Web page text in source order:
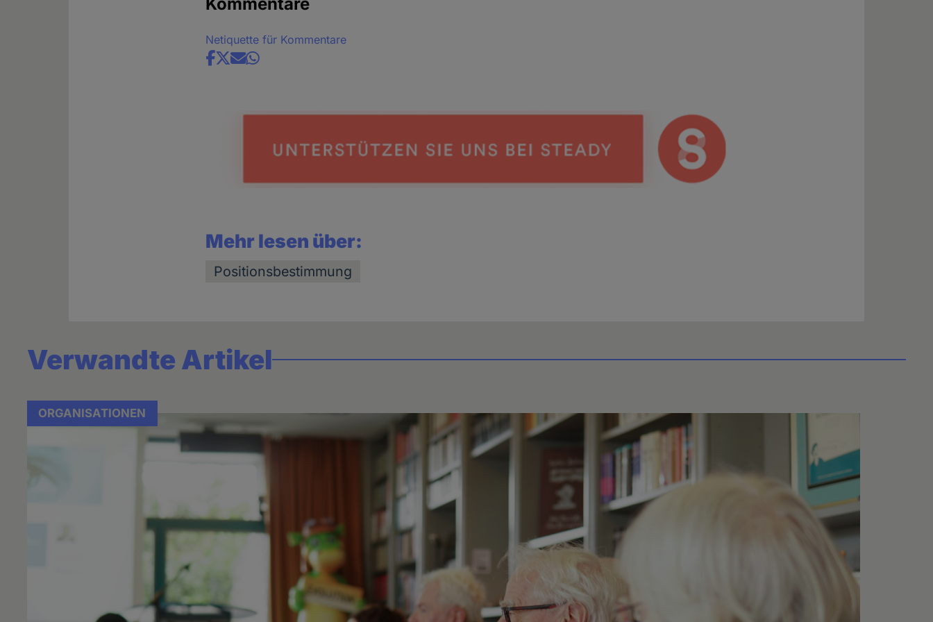
Netiquette für Kommentare
Share
Mehr lesen über:
Positionsbestimmung
Verwandte Artikel
ORGANISATIONEN